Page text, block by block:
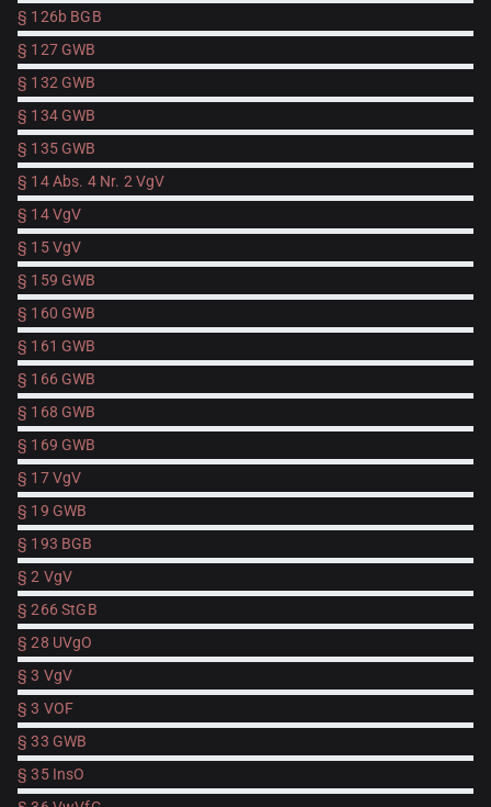
§ 126b BGB
§ 127 GWB
§ 132 GWB
§ 134 GWB
§ 135 GWB
§ 14 Abs. 4 Nr. 2 VgV
§ 14 VgV
§ 15 VgV
§ 159 GWB
§ 160 GWB
§ 161 GWB
§ 166 GWB
§ 168 GWB
§ 169 GWB
§ 17 VgV
§ 19 GWB
§ 193 BGB
§ 2 VgV
§ 266 StGB
§ 28 UVgO
§ 3 VgV
§ 3 VOF
§ 33 GWB
§ 35 InsO